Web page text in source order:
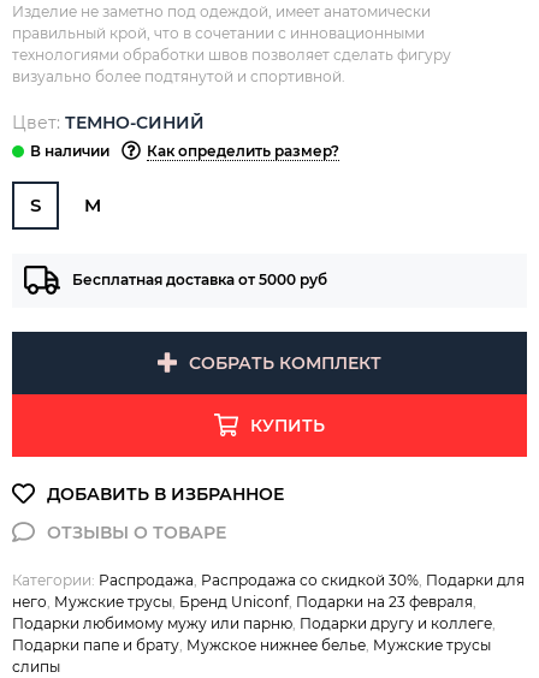
Изделие не заметно под одеждой, имеет анатомически
правильный крой, что в сочетании с инновационными
технологиями обработки швов позволяет сделать фигуру
визуально более подтянутой и спортивной.
Цвет: ТЕМНО-СИНИЙ
Как определить размер?
S M
Бесплатная доставка от 5000 руб
СОБРАТЬ КОМПЛЕКТ
КУПИТЬ
Категории: Распродажа Распродажа со скидкой 30% Подарки для
него Мужские трусы Бренд Uniconf, Подарки на 23 февраля
Подарки любимому мужу или парню Подарки другу и коллеге
Подарки папе и брату Мужское нижнее белье Мужские трусы
слипы